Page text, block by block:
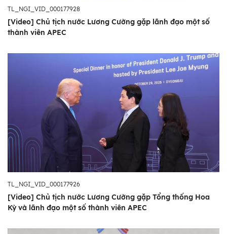
TL_NGI_VID_000177928
[Video] Chủ tịch nước Lương Cường gặp lãnh đạo một số
thành viên APEC
TL_NGI_VID_000177926
[Video] Chủ tịch nước Lương Cường gặp Tổng thống Hoa
Kỳ và lãnh đạo một số thành viên APEC